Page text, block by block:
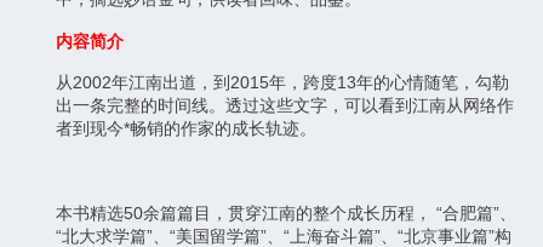
内容简介
从2002年江南出道，到2015年，跨度13年的心情随笔，勾勒
出一条完整的时间线。透过这些文字，可以看到江南从网络作
者到现今*畅销的作家的成长轨迹。
本书精选50余篇篇目，贯穿江南的整个成长历程， “合肥篇”、
“北大求学篇”、“美国留学篇”、“上海奋斗篇”、“北京事业篇”构